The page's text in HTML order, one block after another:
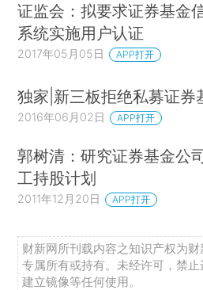
证监会：拟要求证券基金
系统实施用户认证
2017年05月05日 APP打开
独家|新三板拒绝私募证券
2016年06月02日 APP打开
郭树清：研究证券基金公
工持股计划
2011年12月20日 APP打开
财新网所刊载内容之知识产权为
专属所有或持有。未经许可，禁
建立镜像等任何使用。